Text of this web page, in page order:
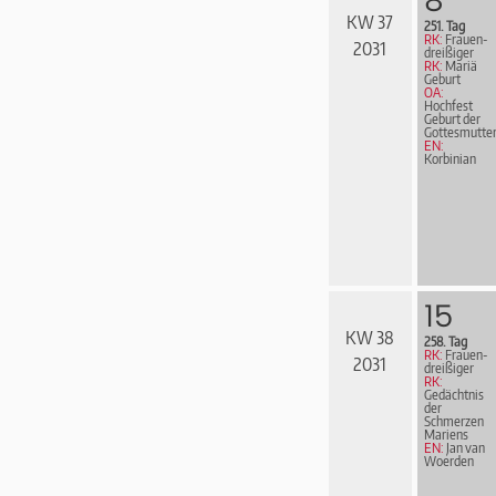
KW 37
2031
251. Tag
RK: Frau­en­
drei­ßi­ger
RK: Mariä
Geburt
OA:
Hochfest
Geburt der
Gottesmutter
EN:
Korbinian
KW 38
2031
15
258. Tag
RK: Frau­en­
drei­ßi­ger
RK:
Gedächtnis
der
Schmerzen
Mariens
EN: Jan van
Woerden